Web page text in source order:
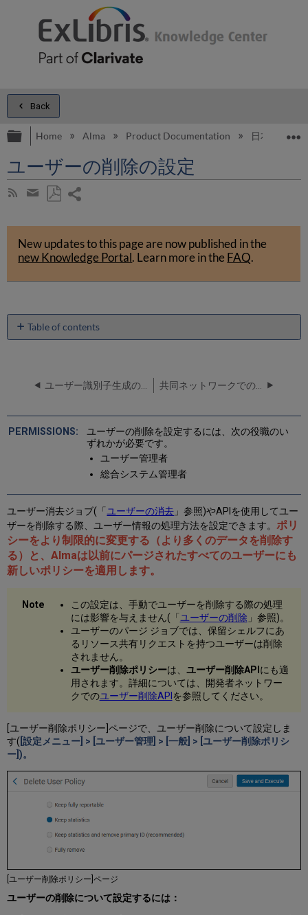
Back
Expand/collapse global hierarchy
Home Alma Product Documentation 日本語
ユーザーの削除の設定
Subscribe
RSS
Share
by
email
as
PDF
New updates to this page are now published in the
new Knowledge Portal. Learn more in theFAQ.
Table of contents
No
ユーザーの削除を設定するには、次の役職のい
ずれかが必要です。
ユーザー管理者
総合システム管理者
ユーザー消去ジョブ(「 ユーザーの消去 」参照)やAPIを使用してユー
ザーを削除する際、ユーザー情報の処理方法を設定できます。 ポリ
シーをより制限的に変更する（より多くのデータを削除す
る）と、Almaは以前にパージされたすべてのユーザーにも
新しいポリシーを適用します。
この設定は、手動でユーザーを削除する際の処理
には影響を与えません(「 ユーザーの削除 」参照)。
ユーザーのパージ ジョブでは、保留シェルフにあ
るリソース共有リクエストを持つユーザーは削除
されません。
ユーザー削除ポリシーは、 ユーザー削除API にも適
用されます。詳細については、開発者ネットワー
クでのユーザー削除API を参照してください。
[ユーザー削除ポリシー]ページで、ユーザー削除について設定しま
す( [設定メニュー] > [ユーザー管理] > [一般] > [ユーザー削除ポリシ
ー])。
[ユーザー削除ポリシー]ページ
ユーザーの削除について設定するには：